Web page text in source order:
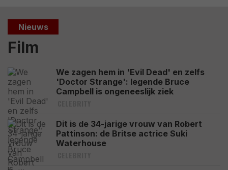
Nieuws
Film
We zagen hem in 'Evil Dead' en zelfs
'Doctor Strange': legende Bruce
Campbell is ongeneeslijk ziek
Dit is de 34-jarige vrouw van Robert
Pattinson: de Britse actrice Suki
Waterhouse